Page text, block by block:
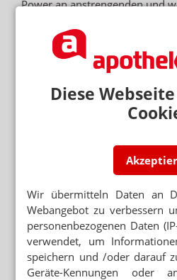
Diese
Wir übermitteln Daten an
Webangebot zu verbessern
personenbezogenen Daten
verwendet, um
speichern und /oder darauf
Geräte-Kennungen oder
Power an anstrengenden und
basieren auf wissenschaftlichen
Selbstverständlich entsprechen
Nahrungsergänzungsmittel
Qualitätsstandards.
Vit2Go ENERGY kombiniert
Ginseng, Taurin, 4
Das Wichtigste zu Vit2Go
Getränkepulver als
Mit natürlichem Guarana
Mit B-Vitaminen für eine
Mit Limettengeschmack
Limettenextrakt
Einfache und schnelle
unterwegs
100% vegan &
IFS und GMP